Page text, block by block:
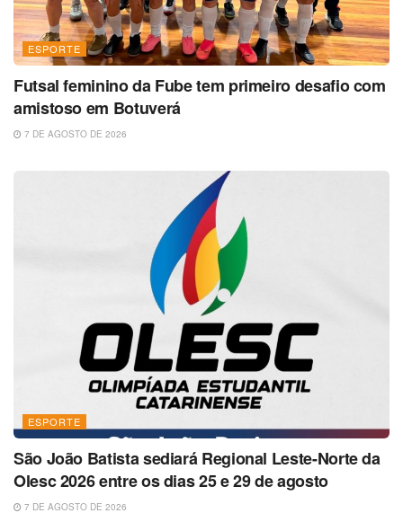
ESPORTE
Futsal feminino da Fube tem primeiro desafio com
amistoso em Botuverá
7 DE AGOSTO DE 2026
ESPORTE
São João Batista sediará Regional Leste-Norte da
Olesc 2026 entre os dias 25 e 29 de agosto
7 DE AGOSTO DE 2026